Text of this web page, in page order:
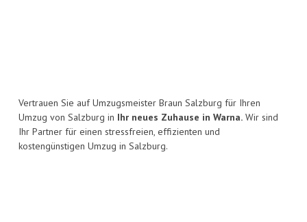
Vertrauen Sie auf Umzugsmeister Braun Salzburg für Ihren
Umzug von Salzburg in Ihr neues Zuhause in Warna. Wir sind
Ihr Partner für einen stressfreien, effizienten und
kostengünstigen Umzug in Salzburg.